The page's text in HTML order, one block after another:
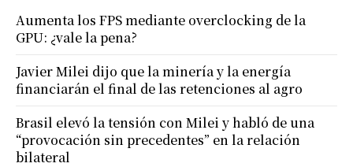
Aumenta los FPS mediante overclocking de la
GPU: ¿vale la pena?
Javier Milei dijo que la minería y la energía
financiarán el final de las retenciones al agro
Brasil elevó la tensión con Milei y habló de una
“provocación sin precedentes” en la relación
bilateral